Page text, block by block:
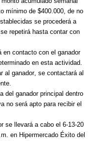
mínimo de $400.000, de no
se procederá a
repetirá hasta contar con
en contacto con el ganador
en esta actividad.
al ganador, se contactará al
del ganador principal dentro
no será apto para recibir el
se llevará a cabo el 6-13-20
en Hipermercado Éxito del